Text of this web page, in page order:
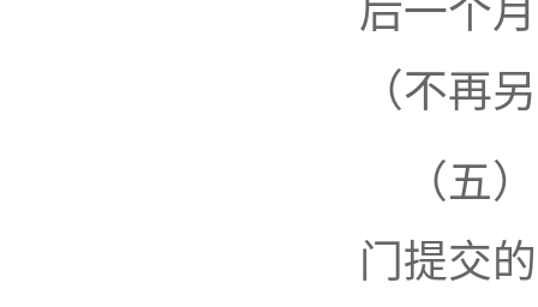
后一个
（不再
（五
门提交